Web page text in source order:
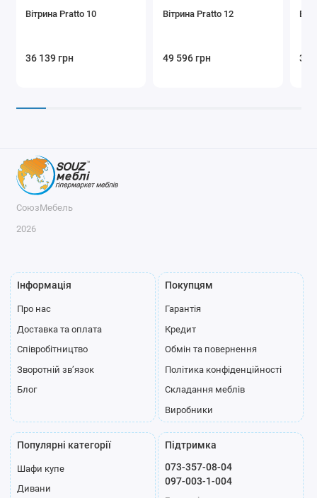
Вітрина Pratto 10
36 139 грн
Вітрина Pratto 12
49 596 грн 36
СоюзМебель
2026
Інформація
Про нас
Доставка та оплата
Співробітництво
Зворотній зв’язок
Блог
Покупцям
Гарантія
Кредит
Обмін та повернення
Політика конфіденційності
Складання меблів
Виробники
Популярні категорії
Шафи купе
Дивани
Підтримка
073-357-08-04
097-003-1-004